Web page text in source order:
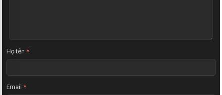
Họ tên *
Email *